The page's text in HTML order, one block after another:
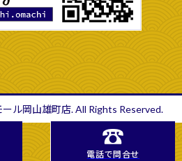
ル岡山雄町店. All Rights Reserved.
電話で問合せ